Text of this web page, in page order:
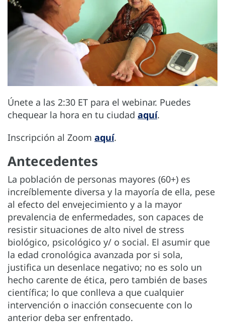
Únete a las 2:30 ET para el webinar. Puedes
chequear la hora en tu ciudad aquí.
Inscripción al Zoom aquí.
Antecedentes
La población de personas mayores (60+) es
increíblemente diversa y la mayoría de ella, pese
al efecto del envejecimiento y a la mayor
prevalencia de enfermedades, son capaces de
resistir situaciones de alto nivel de stress
biológico, psicológico y/ o social. El asumir que
la edad cronológica avanzada por si sola,
justifica un desenlace negativo; no es solo un
hecho carente de ética, pero también de bases
científica; lo que conlleva a que cualquier
intervención o inacción consecuente con lo
anterior deba ser enfrentado.